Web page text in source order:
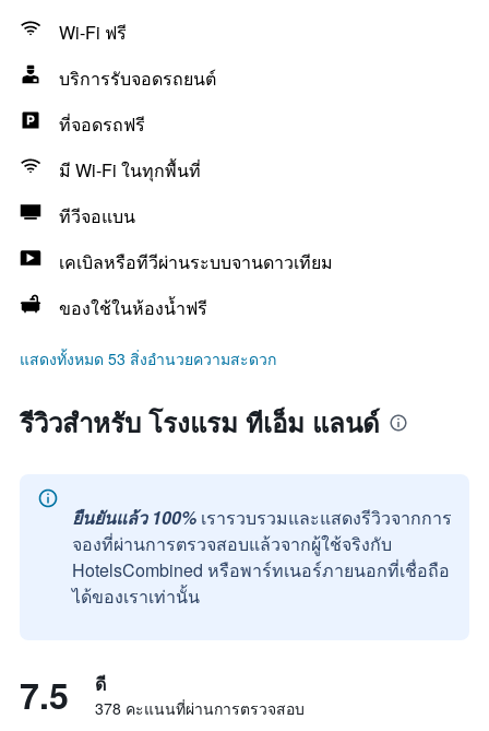
Wi-Fi ฟรี
บริการรับจอดรถยนต์
ที่จอดรถฟรี
มี Wi-Fi ในทุกพื้นที่
ทีวีจอแบน
เคเบิลหรือทีวีผ่านระบบจานดาวเทียม
ของใช้ในห้องน้ำฟรี
แสดงทั้งหมด 53 สิ่งอำนวยความสะดวก
รีวิวสำหรับ โรงแรม ทีเอ็ม แลนด์
ยืนยันแล้ว 100% เรารวบรวมและแสดงรีวิวจากการ
จองที่ผ่านการตรวจสอบแล้วจากผู้ใช้จริงกับ
HotelsCombined หรือพาร์ทเนอร์ภายนอกที่เชื่อถือ
ได้ของเราเท่านั้น
7.5 ดี
378 คะแนนที่ผ่านการตรวจสอบ